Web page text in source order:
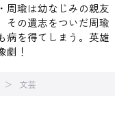
周瑜は幼なじみの親友
その遺志をついだ周瑜
病を得てしまう。英雄
劇！
文芸